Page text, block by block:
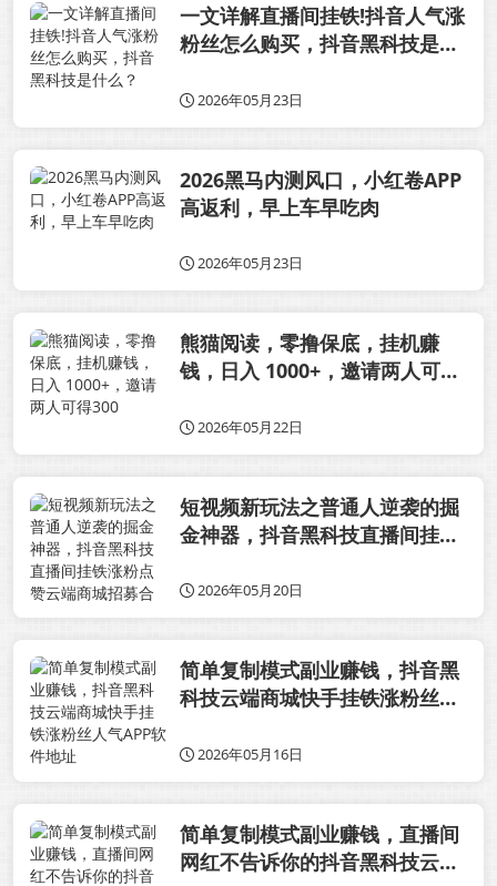
一文详解直播间挂铁!抖音人气涨
粉丝怎么购买，抖音黑科技是什
2026年05月23日
2026黑马内测风口，小红卷APP
高返利，早上车早吃肉
2026年05月23日
熊猫阅读，零撸保底，挂机赚
钱，日入 1000+，邀请两人可得
2026年05月22日
短视频新玩法之普通人逆袭的掘
金神器，抖音黑科技直播间挂铁
2026年05月20日
简单复制模式副业赚钱，抖音黑
科技云端商城快手挂铁涨粉丝人
2026年05月16日
简单复制模式副业赚钱，直播间
网红不告诉你的抖音黑科技云端